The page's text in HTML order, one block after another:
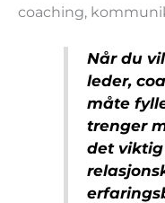
coaching,
Når du
leder,
måte
trenger
det